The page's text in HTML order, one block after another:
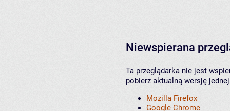
Niewspierana
Ta przeglądarka nie jest
pobierz aktualną wersję
Mozilla Firefox
Google Chrome